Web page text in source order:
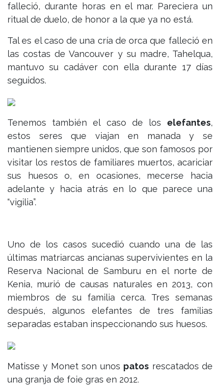
falleció, durante horas en el mar. Pareciera un
ritual de duelo, de honor a la que ya no está.
Tal es el caso de una cría de orca que falleció en
las costas de Vancouver y su madre, Tahelqua,
mantuvo su cadáver con ella durante 17 días
seguidos.
Tenemos también el caso de los elefantes,
estos seres que viajan en manada y se
mantienen siempre unidos, que son famosos por
visitar los restos de familiares muertos, acariciar
sus huesos o, en ocasiones, mecerse hacia
adelante y hacia atrás en lo que parece una
“vigilia”.
Uno de los casos sucedió cuando una de las
últimas matriarcas ancianas supervivientes en la
Reserva Nacional de Samburu en el norte de
Kenia, murió de causas naturales en 2013, con
miembros de su familia cerca. Tres semanas
después, algunos elefantes de tres familias
separadas estaban inspeccionando sus huesos.
Matisse y Monet son unos patos rescatados de
una granja de foie gras en 2012.